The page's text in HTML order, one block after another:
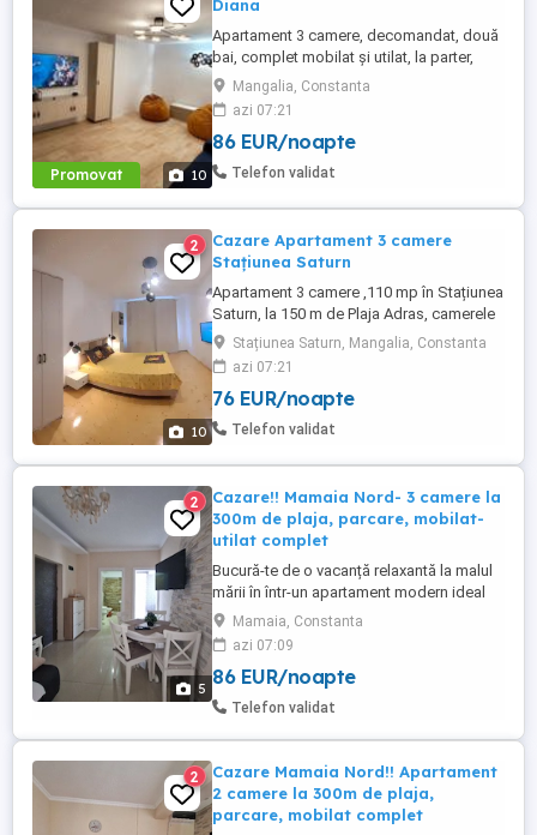
Promovat 10
Diana
Apartament 3 camere, decomandat, două
bai, complet mobilat și utilat, la parter,
foarte aproape de plajă și are două locuri
de parcare. Apartamentul renovat recent și
dispune de toate dotările necesare pentru
un concediu reușit la malul mării (aer
condiționat, TV în fiecare cameră, mașină
Mangalia, Constanta
azi 07:21
86 EUR/noapte
Telefon validat
10
2
Cazare Apartament 3 camere
Stațiunea Saturn
Apartament 3 camere ,110 mp în Stațiunea
Saturn, la 150 m de Plaja Adras, camerele
sunt mari, 24 mp fiecare ,răcoroase, cu
paturi mari ,saltele confortabile,
televizoare 4k și hbo în fiecare cameră,
lenjerie de pat și prosoape baie, bucătărie
utilată complet, dotată cu electrocasnice
Stațiunea Saturn, Mangalia, Constanta
azi 07:21
76 EUR/noapte
Telefon validat
5
2
Cazare!! Mamaia Nord- 3 camere la
300m de plaja, parcare, mobilat-
utilat complet
Bucură-te de o vacanță relaxantă la malul
mării în într-un apartament modern ideal
pentru confort și liniște CATALEYA
RESIDENCE!! Locuința dispune de 3
camere (2 dormitoare cu paturi
matrimoniale, 1 mic living cu canapea
extensibila și o bucătărie complet
...
Mamaia, Constanta
azi 07:09
86 EUR/noapte
Telefon validat
2
Cazare Mamaia Nord!! Apartament
2 camere la 300m de plaja,
parcare, mobilat complet